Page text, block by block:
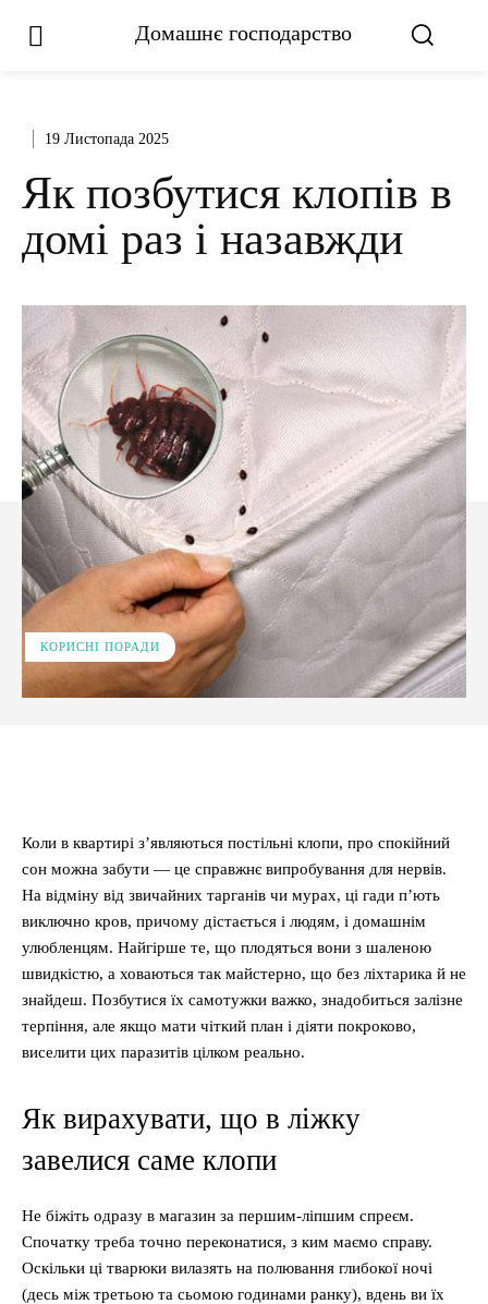
Домашнє господарство
19 Листопада 2025
Як позбутися клопів в
домі раз і назавжди
КОРИСНІ ПОРАДИ
Коли в квартирі з’являються постільні клопи, про спокійний
сон можна забути — це справжнє випробування для нервів.
На відміну від звичайних тарганів чи мурах, ці гади п’ють
виключно кров, причому дістається і людям, і домашнім
улюбленцям. Найгірше те, що плодяться вони з шаленою
швидкістю, а ховаються так майстерно, що без ліхтарика й не
знайдеш. Позбутися їх самотужки важко, знадобиться залізне
терпіння, але якщо мати чіткий план і діяти покроково,
виселити цих паразитів цілком реально.
Як вирахувати, що в ліжку
завелися саме клопи
Не біжіть одразу в магазин за першим-ліпшим спреєм.
Спочатку треба точно переконатися, з ким маємо справу.
Оскільки ці тварюки вилазять на полювання глибокої ночі
(десь між третьою та сьомою годинами ранку), вдень ви їх